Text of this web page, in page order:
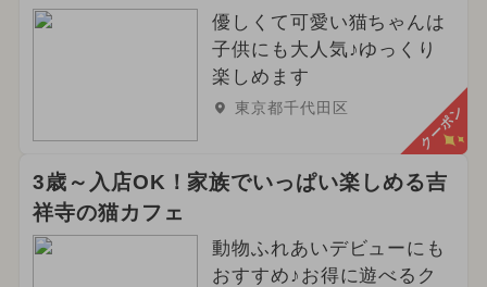
優しくて可愛い猫ちゃんは
子供にも大人気♪ゆっくり
楽しめます
東京都千代田区 クーポン
3歳～入店OK！家族でいっぱい楽しめる吉
祥寺の猫カフェ
動物ふれあいデビューにも
おすすめ♪お得に遊べるク